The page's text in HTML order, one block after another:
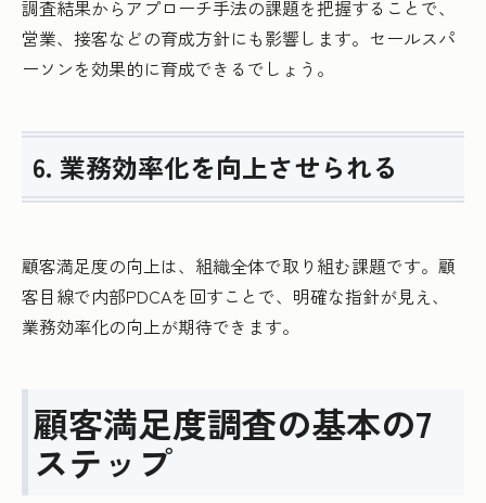
調査結果からアプローチ手法の課題を把握することで、
営業、接客などの育成方針にも影響します。セールスパ
ーソンを効果的に育成できるでしょう。
6. 業務効率化を向上させられる
顧客満足度の向上は、組織全体で取り組む課題です。顧
客目線で内部PDCAを回すことで、明確な指針が見え、
業務効率化の向上が期待できます。
顧客満足度調査の基本の7
ステップ